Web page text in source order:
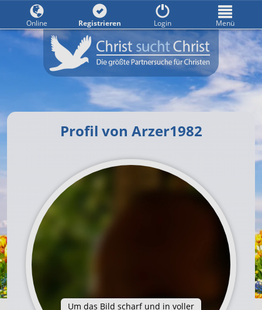
Profil von Arzer1982
Um das Bild scharf und in voller
Online Registrieren Login Menü